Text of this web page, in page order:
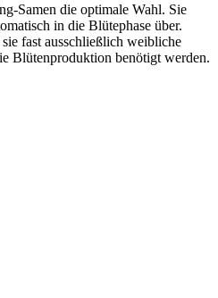
Samen die optimale Wahl. Sie
in die Blütephase über.
fast ausschließlich weibliche
Blütenproduktion benötigt werden.